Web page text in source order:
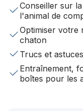
Conseiller sur
l'animal de
Optimiser votre
chaton
Trucs et
Entraînement,
boîtes pour les